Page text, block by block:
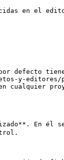
en el
defecto
y-editores/
cualquier
En él